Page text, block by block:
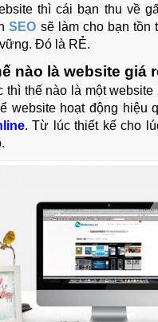
thì cái bạn thu về
SEO sẽ làm cho bạn tồn
Đó là RẺ.
nào là website giá
thì thế nào là một website
website hoạt động hiệu
. Từ lúc thiết kế cho
Quý khách vui lòng đăng nhập vào hệ thống
quản lý dự án để theo dõi tiến độ.